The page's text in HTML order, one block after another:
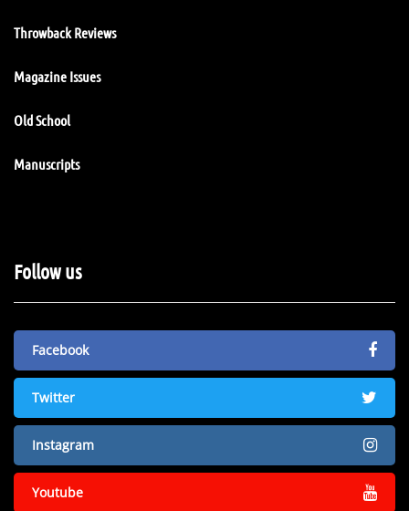
Throwback Reviews
Magazine Issues
Old School
Manuscripts
Follow us
Facebook
Twitter
Instagram
Youtube